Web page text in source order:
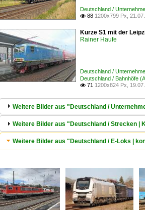
Deutschland /
 88 1200x799 Px,
Kurze S1 mit der
Rainer Haufe
Deutschland /
Deutschland / Bahnhöfe
 71 1200x824 Px,
Weitere Bilder aus "Deutschland /
Weitere Bilder aus "Deutschland / Strecken |
Weitere Bilder aus "Deutschland / E-Loks |